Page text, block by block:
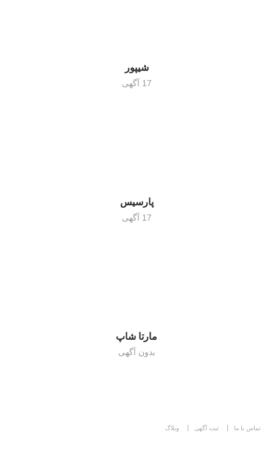
شیپور
17 آگهی
پارسیس
17 آگهی
مارتا شاپ
بدون آگهی
تماس با ما ثبت آگهی وبلاگ